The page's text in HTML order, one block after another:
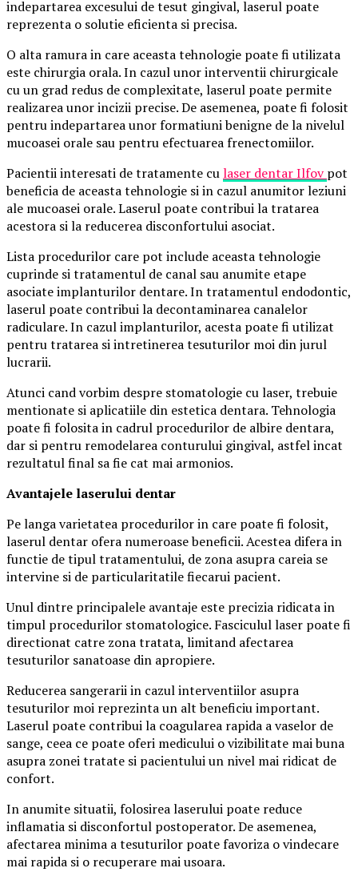
indepartarea excesului de tesut gingival, laserul poate
reprezenta o solutie eficienta si precisa.
O alta ramura in care aceasta tehnologie poate fi utilizata
este chirurgia orala. In cazul unor interventii chirurgicale
cu un grad redus de complexitate, laserul poate permite
realizarea unor incizii precise. De asemenea, poate fi folosit
pentru indepartarea unor formatiuni benigne de la nivelul
mucoasei orale sau pentru efectuarea frenectomiilor.
Pacientii interesati de tratamente culaser dentar Ilfovpot
beneficia de aceasta tehnologie si in cazul anumitor leziuni
ale mucoasei orale. Laserul poate contribui la tratarea
acestora si la reducerea disconfortului asociat.
Lista procedurilor care pot include aceasta tehnologie
cuprinde si tratamentul de canal sau anumite etape
asociate implanturilor dentare. In tratamentul endodontic,
laserul poate contribui la decontaminarea canalelor
radiculare. In cazul implanturilor, acesta poate fi utilizat
pentru tratarea si intretinerea tesuturilor moi din jurul
lucrarii.
Atunci cand vorbim despre stomatologie cu laser, trebuie
mentionate si aplicatiile din estetica dentara. Tehnologia
poate fi folosita in cadrul procedurilor de albire dentara,
dar si pentru remodelarea conturului gingival, astfel incat
rezultatul final sa fie cat mai armonios.
Avantajele laserului dentar
Pe langa varietatea procedurilor in care poate fi folosit,
laserul dentar ofera numeroase beneficii. Acestea difera in
functie de tipul tratamentului, de zona asupra careia se
intervine si de particularitatile fiecarui pacient.
Unul dintre principalele avantaje este precizia ridicata in
timpul procedurilor stomatologice. Fasciculul laser poate fi
directionat catre zona tratata, limitand afectarea
tesuturilor sanatoase din apropiere.
Reducerea sangerarii in cazul interventiilor asupra
tesuturilor moi reprezinta un alt beneficiu important.
Laserul poate contribui la coagularea rapida a vaselor de
sange, ceea ce poate oferi medicului o vizibilitate mai buna
asupra zonei tratate si pacientului un nivel mai ridicat de
confort.
In anumite situatii, folosirea laserului poate reduce
inflamatia si disconfortul postoperator. De asemenea,
afectarea minima a tesuturilor poate favoriza o vindecare
mai rapida si o recuperare mai usoara.